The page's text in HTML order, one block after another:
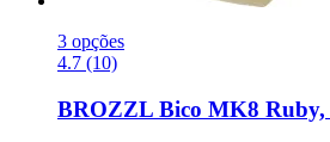
3 opções
4.7 (10)
BROZZL Bico MK8 Ruby,